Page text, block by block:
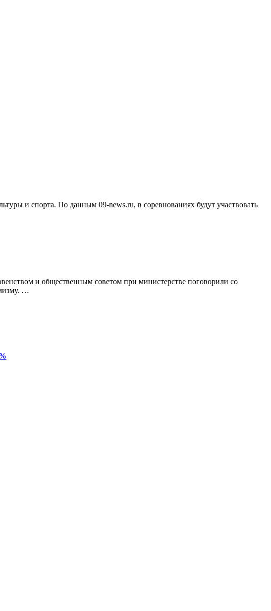
и спорта. По данным 09-news.ru, в соревнованиях будут участвовать
и общественным советом при министерстве поговорили со
…